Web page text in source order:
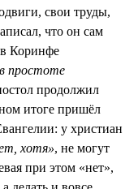
свои труды,
что он сам
Коринфе
простоте
продолжил
итоге пришёл
у христиан
хотя», не могут
при этом «нет»,